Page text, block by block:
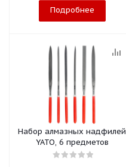
Подробнее
Набор алмазных надфилей
YATO, 6 предметов